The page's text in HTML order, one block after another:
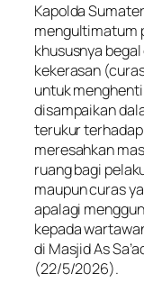
Kapolda
mengultimatum
khususnya
kekerasan
untuk
disampaikan
terukur
meresahkan
ruang bagi
maupun curas
apalagi
kepada
di Masjid As
(22/5/2026).